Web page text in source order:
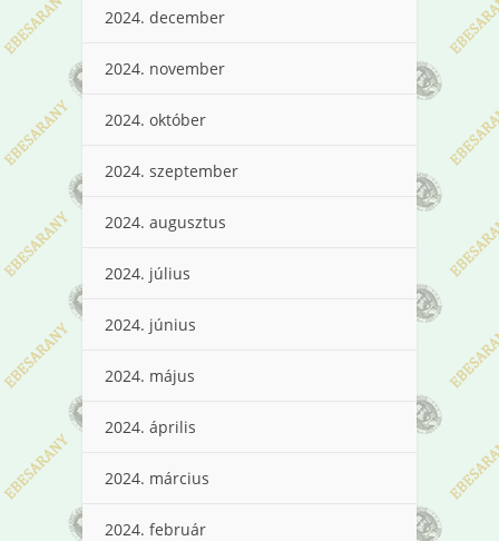
2024. december
2024. november
2024. október
2024. szeptember
2024. augusztus
2024. július
2024. június
2024. május
2024. április
2024. március
2024. február